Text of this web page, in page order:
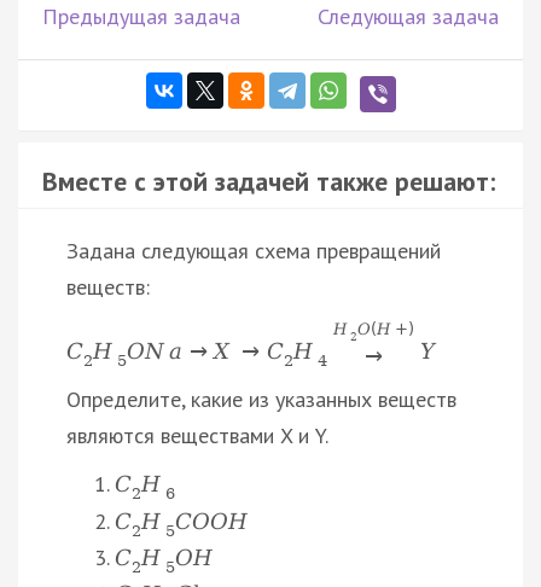
Предыдущая задача Следующая задача
Вместе с этой задачей также решают:
Задана следующая схема превращений
веществ:
C2H 5ONa → X → C2H 4
H 2O(H +)
→ Y
Определите, какие из указанных веществ
являются веществами X и Y.
C2H 6
C2H 5COOH
C2H 5OH